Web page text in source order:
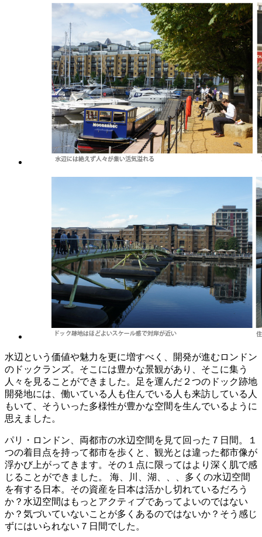
水辺という価値や魅力を更に増すべく、開発が進むロンドン
のドックランズ。そこには豊かな景観があり、そこに集う
人々を見ることができました。足を運んだ２つのドック跡地
開発地には、働いている人も住んでいる人も来訪している人
もいて、そういった多様性が豊かな空間を生んでいるように
思えました。
パリ・ロンドン、両都市の水辺空間を見て回った７日間。１
つの着目点を持って都市を歩くと、観光とは違った都市像が
浮かび上がってきます。その１点に限ってはより深く肌で感
じることができました。 海、川、湖、、、多くの水辺空間
を有する日本。その資産を日本は活かし切れているだろう
か？水辺空間はもっとアクティブであってよいのではない
か？気づいていないことが多くあるのではないか？そう感じ
ずにはいられない７日間でした。